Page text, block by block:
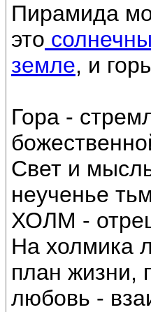
Пирамида
это
земле, и
Гора -
Свет и
неученье
ХОЛМ -
На холмика
план жизни,
любовь -